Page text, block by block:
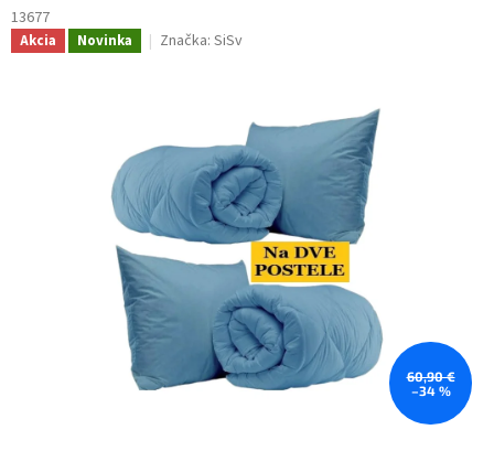
13677
Akcia Novinka Značka: SiSv
60,90 €
–34 %